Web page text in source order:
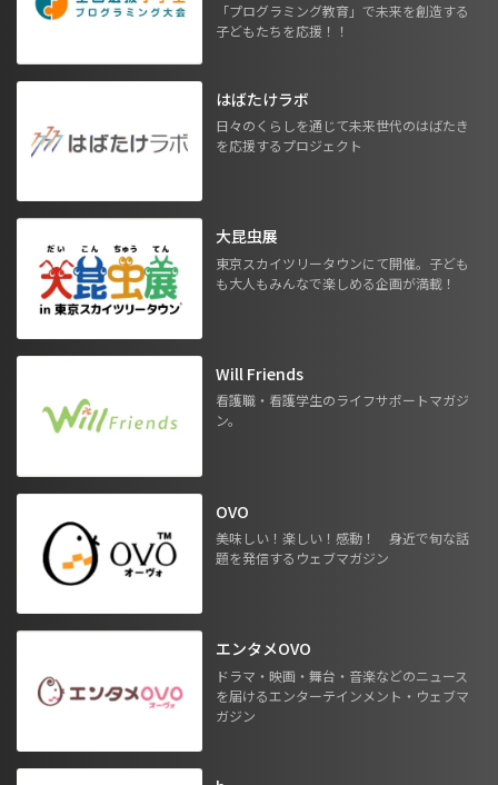
「プログラミング教育」で未来を創造する
子どもたちを応援！！
はばたけラボ
日々のくらしを通じて未来世代のはばたき
を応援するプロジェクト
大昆虫展
東京スカイツリータウンにて開催。子ども
も大人もみんなで楽しめる企画が満載！
Will Friends
看護職・看護学生のライフサポートマガジ
ン。
OVO
美味しい！楽しい！感動！ 身近で旬な話
題を発信するウェブマガジン
エンタメOVO
ドラマ・映画・舞台・音楽などのニュース
を届けるエンターテインメント・ウェブマ
ガジン